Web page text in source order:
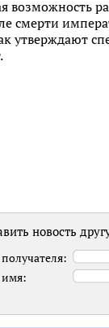
возможность
смерти
утверждают
новость